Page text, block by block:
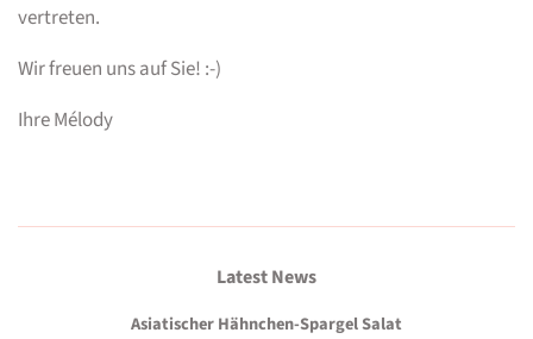
vertreten.
Wir freuen uns auf Sie! :-)
Ihre Mélody
Latest News
Asiatischer Hähnchen-Spargel Salat